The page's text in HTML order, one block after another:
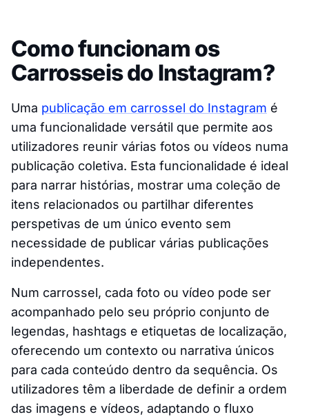
Como funcionam os
Carrosseis do Instagram?
Uma publicação em carrossel do Instagram é
uma funcionalidade versátil que permite aos
utilizadores reunir várias fotos ou vídeos numa
publicação coletiva. Esta funcionalidade é ideal
para narrar histórias, mostrar uma coleção de
itens relacionados ou partilhar diferentes
perspetivas de um único evento sem
necessidade de publicar várias publicações
independentes.
Num carrossel, cada foto ou vídeo pode ser
acompanhado pelo seu próprio conjunto de
legendas, hashtags e etiquetas de localização,
oferecendo um contexto ou narrativa únicos
para cada conteúdo dentro da sequência. Os
utilizadores têm a liberdade de definir a ordem
das imagens e vídeos, adaptando o fluxo